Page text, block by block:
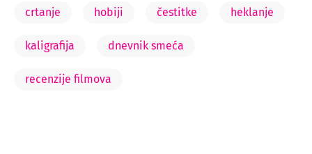
crtanje hobiji čestitke heklanje
kaligrafija dnevnik smeća
recenzije filmova